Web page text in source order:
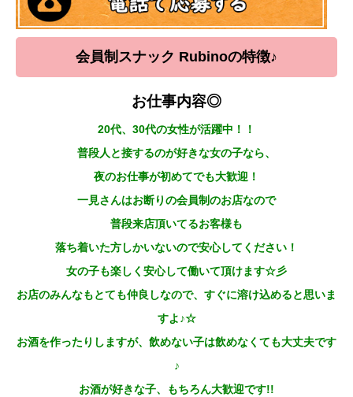
会員制スナック Rubinoの特徴♪
お仕事内容◎
20代、30代の女性が活躍中！！
普段人と接するのが好きな女の子なら、
夜のお仕事が初めてでも大歓迎！
一見さんはお断りの会員制のお店なので
普段来店頂いてるお客様も
落ち着いた方しかいないので安心してください！
女の子も楽しく安心して働いて頂けます☆彡
お店のみんなもとても仲良しなので、すぐに溶け込めると思いま
すよ♪☆
お酒を作ったりしますが、飲めない子は飲めなくても大丈夫です
♪
お酒が好きな子、もちろん大歓迎です!!